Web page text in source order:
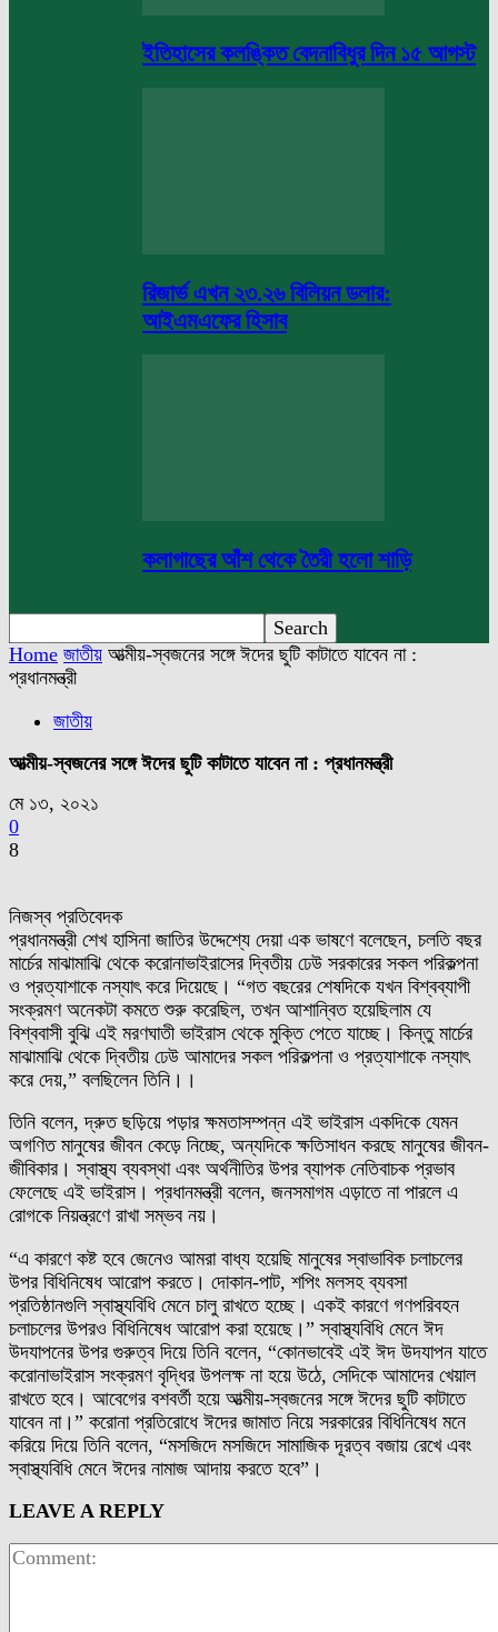
ইতিহাসের কলঙ্কিত বেদনাবিধুর দিন ১৫ আগস্ট
রিজার্ভ এখন ২৩.২৬ বিলিয়ন ডলার:
আইএমএফের হিসাব
কলাগাছের আঁশ থেকে তৈরী হলো শাড়ি
Home জাতীয় আত্মীয়-স্বজনের সঙ্গে ঈদের ছুটি কাটাতে যাবেন না :
প্রধানমন্ত্রী
জাতীয়
আত্মীয়-স্বজনের সঙ্গে ঈদের ছুটি কাটাতে যাবেন না : প্রধানমন্ত্রী
মে ১৩, ২০২১
0
8
নিজস্ব প্রতিবেদক
প্রধানমন্ত্রী শেখ হাসিনা জাতির উদ্দেশ্যে দেয়া এক ভাষণে বলেছেন, চলতি বছর
মার্চের মাঝামাঝি থেকে করোনাভাইরাসের দ্বিতীয় ঢেউ সরকারের সকল পরিকল্পনা
ও প্রত্যাশাকে নস্যাৎ করে দিয়েছে। “গত বছরের শেষদিকে যখন বিশ্বব্যাপী
সংক্রমণ অনেকটা কমতে শুরু করেছিল, তখন আশান্বিত হয়েছিলাম যে
বিশ্ববাসী বুঝি এই মরণঘাতী ভাইরাস থেকে মুক্তি পেতে যাচ্ছে। কিন্তু মার্চের
মাঝামাঝি থেকে দ্বিতীয় ঢেউ আমাদের সকল পরিকল্পনা ও প্রত্যাশাকে নস্যাৎ
করে দেয়,” বলছিলেন তিনি।।
তিনি বলেন, দ্রুত ছড়িয়ে পড়ার ক্ষমতাসম্পন্ন এই ভাইরাস একদিকে যেমন
অগণিত মানুষের জীবন কেড়ে নিচ্ছে, অন্যদিকে ক্ষতিসাধন করছে মানুষের জীবন-
জীবিকার। স্বাস্থ্য ব্যবস্থা এবং অর্থনীতির উপর ব্যাপক নেতিবাচক প্রভাব
ফেলেছে এই ভাইরাস। প্রধানমন্ত্রী বলেন, জনসমাগম এড়াতে না পারলে এ
রোগকে নিয়ন্ত্রণে রাখা সম্ভব নয়।
“এ কারণে কষ্ট হবে জেনেও আমরা বাধ্য হয়েছি মানুষের স্বাভাবিক চলাচলের
উপর বিধিনিষেধ আরোপ করতে। দোকান-পাট, শপিং মলসহ ব্যবসা
প্রতিষ্ঠানগুলি স্বাস্থ্যবিধি মেনে চালু রাখতে হচ্ছে। একই কারণে গণপরিবহন
চলাচলের উপরও বিধিনিষেধ আরোপ করা হয়েছে।” স্বাস্থ্যবিধি মেনে ঈদ
উদযাপনের উপর গুরুত্ব দিয়ে তিনি বলেন, “কোনভাবেই এই ঈদ উদযাপন যাতে
করোনাভাইরাস সংক্রমণ বৃদ্ধির উপলক্ষ না হয়ে উঠে, সেদিকে আমাদের খেয়াল
রাখতে হবে। আবেগের বশবর্তী হয়ে আত্মীয়-স্বজনের সঙ্গে ঈদের ছুটি কাটাতে
যাবেন না।” করোনা প্রতিরোধে ঈদের জামাত নিয়ে সরকারের বিধিনিষেধ মনে
করিয়ে দিয়ে তিনি বলেন, “মসজিদে মসজিদে সামাজিক দূরত্ব বজায় রেখে এবং
স্বাস্থ্যবিধি মেনে ঈদের নামাজ আদায় করতে হবে”।
LEAVE A REPLY